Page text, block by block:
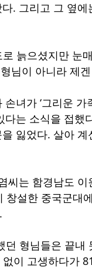
. 그리고 그 옆
늙으셨지만 눈
님이 아니라 제
녀가 ‘그리운
는 소식을 접했
잃었다. 살아
씨는 함경남도
창설한 중국군대
던 형님들은 끝
이 고생하다가